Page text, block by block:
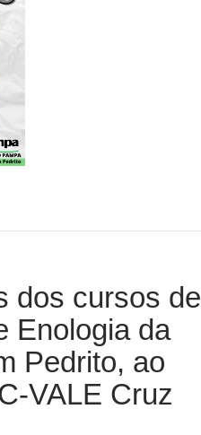
dos cursos de
Enologia da
Pedrito, ao
VALE Cruz